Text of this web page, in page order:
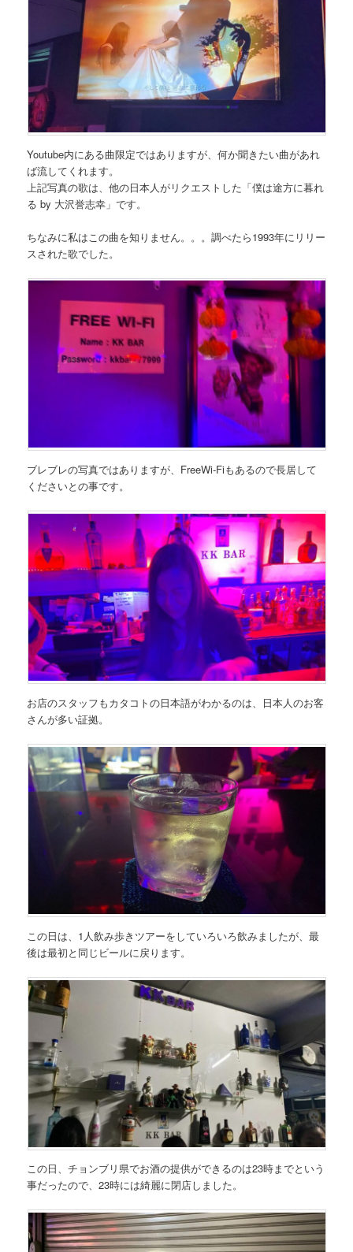
Youtube内にある曲限定ではありますが、何か聞きたい曲があれ
ば流してくれます。
上記写真の歌は、他の日本人がリクエストした「僕は途方に暮れ
る by 大沢誉志幸」です。
ちなみに私はこの曲を知りません。。。調べたら1993年にリリー
スされた歌でした。
ブレブレの写真ではありますが、 FreeWi-Fiもあるので長居して
くださいとの事です。
お店のスタッフもカタコトの日本語がわかるのは、日本人のお客
さんが多い証拠。
この日は、1人飲み歩きツアーをしていろいろ飲みましたが、最
後は最初と同じビールに戻ります。
この日、チョンブリ県でお酒の提供ができるのは23時までという
事だったので、23時には綺麗に閉店しました。